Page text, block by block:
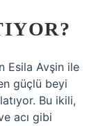
Esila Avşin ile
güçlü beyi
Bu ikili,
acı gibi